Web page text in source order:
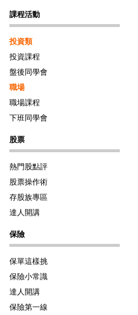
課程活動
投資類
投資課程
盤後同學會
職場
職場課程
下班同學會
股票
熱門股點評
股票操作術
存股族專區
達人開講
保險
保單這樣挑
保險小常識
達人開講
保險第一線